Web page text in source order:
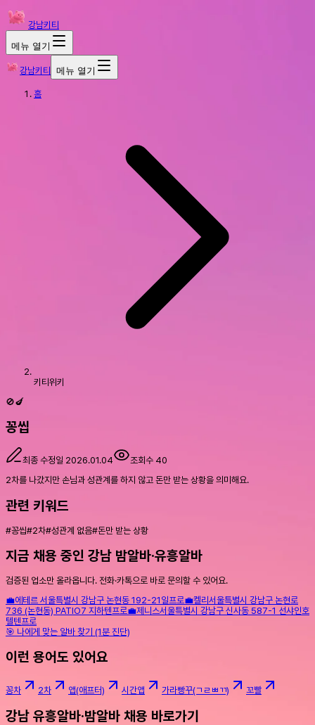
강남키티
메뉴 열기
강남키티 메뉴 열기
홈
키티위키
🚫🍆
꽁씹
최종 수정일 2026.01.04 조회수 40
2차를 나갔지만 손님과 성관계를 하지 않고 돈만 받는 상황을 의미해요.
관련 키워드
#꽁씹#2차#성관계 없음#돈만 받는 상황
지금 채용 중인 강남 밤알바·유흥알바
검증된 업소만 올라옵니다. 전화·카톡으로 바로 문의할 수 있어요.
💼에테르 서울특별시 강남구 논현동 192-21 일프로💼켈리 서울특별시 강남구 논현로
736 (논현동) PATIO7 지하텐프로💼제니스서울특별시 강남구 신사동 587-1 선샤인호
텔텐프로
🎯 나에게 맞는 알바 찾기 (1분 진단)
이런 용어도 있어요
꽁차 2차 앱(애프터) 시간앱 가라빵꾸(ㄱㄹㅃㄲ) 꼬빨
강남 유흥알바·밤알바 채용 바로가기